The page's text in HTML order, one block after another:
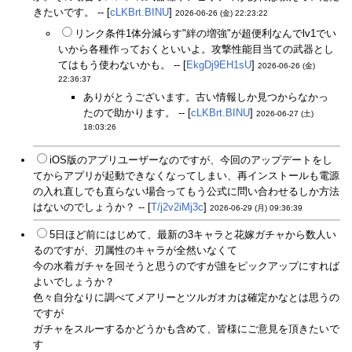
きたいです。 -- [cLKBrt.BINU] 2026-06-26 (金) 22:23:22
リンク条件1体分減らす"絆の増強"が超便利なんでlv1でい
いから各種作っておくといいよ。攻撃性能目当ての武器とし
てはもう使わないかも。 -- [EkgDj9EH1sU] 2026-06-26 (金)
22:36:37
ありがとうございます。古い情報しか見つからなかっ
たので助かります。 -- [cLKBrt.BINU] 2026-06-27 (土)
18:03:26
iOS版のアプリユーザーなのですが、今回のアップデートをし
てからアプリが起動できなくなってしまい、再インストールも電源
の入れ直しでも直らない場合ってもう公式に問い合わせるしか方法
はないのでしょうか？ -- [T/j2v2iMj3c] 2026-06-29 (月) 09:36:39
5日ほど前にはじめて、最新の3キャラと花嫁ガチャから数人い
るのですが、刃属性のキャラが全然いなくて
今の水着ガチャを回そうと思うのですが誰をピックアップにすれば
よいでしょうか？
色々自分なりに調べてメアリーとツルガオカは確定かなとは思うの
ですが
ガチャをスルーするかどうかも含めて、皆様にご意見を頂きたいで
す